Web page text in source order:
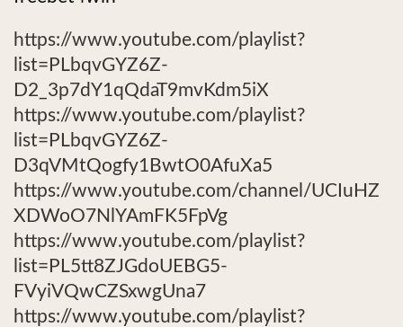
https://www.youtube.com/playlist?
list=PLbqvGYZ6Z-
D2_3p7dY1qQdaT9mvKdm5iX
https://www.youtube.com/playlist?
list=PLbqvGYZ6Z-
D3qVMtQogfy1BwtO0AfuXa5
https://www.youtube.com/channel/UCIuHZ
XDWoO7NlYAmFK5FpVg
https://www.youtube.com/playlist?
list=PL5tt8ZJGdoUEBG5-
FVyiVQwCZSxwgUna7
https://www.youtube.com/playlist?